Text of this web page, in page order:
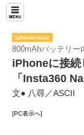
iphone/mac
800mAhバッテリー
iPhoneに接続
「Insta360
文● 八尋／ASCII
[PC表示へ]